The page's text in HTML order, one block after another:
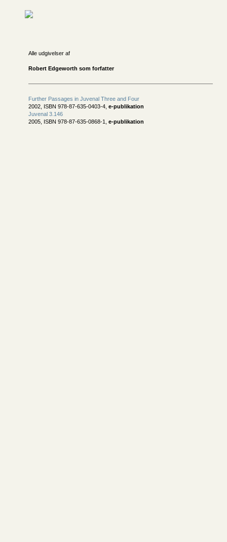
Alle udgivelser af
Robert Edgeworth som forfatter
Further Passages in Juvenal Three and Four
2002, ISBN 978-87-635-0403-4, e-publikation
Juvenal 3.146
2005, ISBN 978-87-635-0868-1, e-publikation